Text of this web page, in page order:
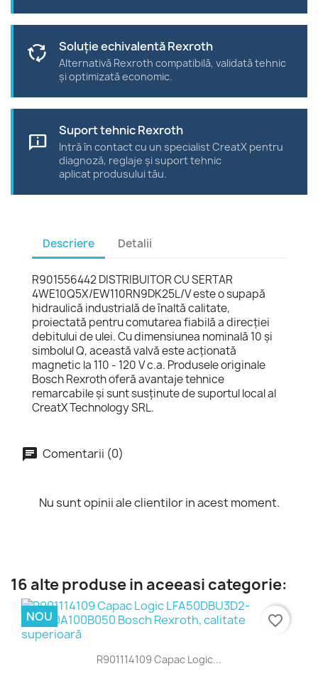
cycle Soluție echivalentă Rexroth
Alternativă Rexroth compatibilă, validată tehnic
și optimizată economic.
chat_info
Suport tehnic Rexroth
Intră în contact cu un specialist CreatX pentru
diagnoză, reglaje și suport tehnic
aplicat produsului tău.
Descriere Detalii
R901556442 DISTRIBUITOR CU SERTAR
4WE10Q5X/EW110RN9DK25L/V este o supapă
hidraulică industrială de înaltă calitate,
proiectată pentru comutarea fiabilă a direcției
debitului de ulei. Cu dimensiunea nominală 10 și
simbolul Q, această valvă este acționată
magnetic la 110 - 120 V c.a. Produsele originale
Bosch Rexroth oferă avantaje tehnice
remarcabile și sunt susținute de suportul local al
CreatX Technology SRL.
Comentarii (0)
Nu sunt opinii ale clientilor in acest moment.
16 alte produse in aceeasi categorie:
R901114109 Capac Logic...
NOU favorite_border